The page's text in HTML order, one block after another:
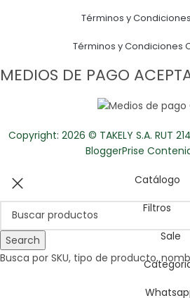
Términos y
Términos y Condiciones
MEDIOS DE PAGO
Copyright: 2026 © TAKELY S.A. RUT
BloggerPrise
Search
Busca por SKU, tipo de producto,
Catálogo
Filtros
Sale